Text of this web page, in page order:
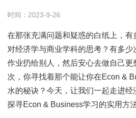
时间：2023-9-26
在那张充满问题和疑惑的白纸上，有
对经济学与商业学科的思考？有多
作业扔给别人，然后安心去做自己
次，你寻找着那个能让你在Econ &
水的秘诀？今天，让我们一起走进经
探寻Econ & Business学习的实用方法